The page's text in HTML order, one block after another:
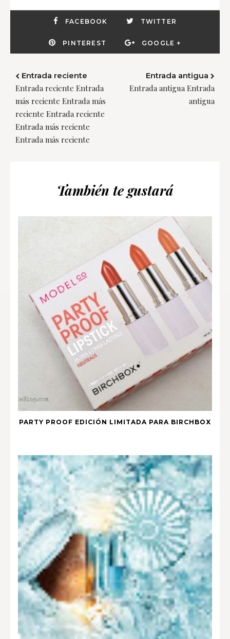
FACEBOOK TWITTER
PINTEREST GOOGLE +
Entrada reciente
Entrada reciente Entrada
más reciente Entrada más
reciente Entrada reciente
Entrada más reciente
Entrada más reciente
Entrada antigua
Entrada antigua Entrada
antigua
También te gustará
PARTY PROOF EDICIÓN LIMITADA PARA BIRCHBOX